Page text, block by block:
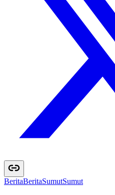
BeritaBeritaSumutSumut